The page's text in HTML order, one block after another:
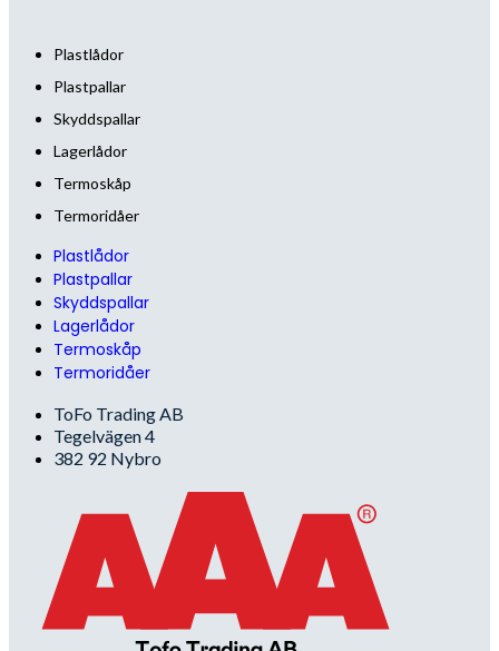
Plastlådor
Plastpallar
Skyddspallar
Lagerlådor
Termoskåp
Termoridåer
Plastlådor
Plastpallar
Skyddspallar
Lagerlådor
Termoskåp
Termoridåer
ToFo Trading AB
Tegelvägen 4
382 92 Nybro